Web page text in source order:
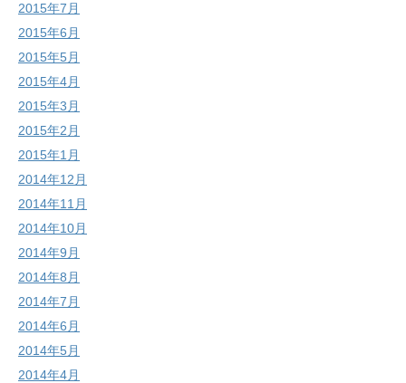
2015年7月
2015年6月
2015年5月
2015年4月
2015年3月
2015年2月
2015年1月
2014年12月
2014年11月
2014年10月
2014年9月
2014年8月
2014年7月
2014年6月
2014年5月
2014年4月